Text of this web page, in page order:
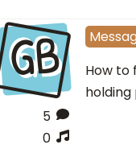
GB
5
0
How to